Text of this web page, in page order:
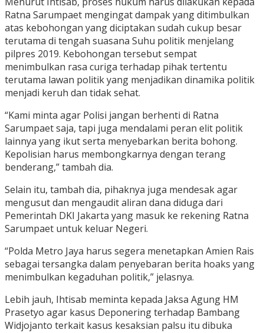
Ratna Sarumpaet mengingat dampak yang ditimbulkan
atas kebohongan yang diciptakan sudah cukup besar
terutama di tengah suasana Suhu politik menjelang
pilpres 2019. Kebohongan tersebut sempat
menimbulkan rasa curiga terhadap pihak tertentu
terutama lawan politik yang menjadikan dinamika politik
menjadi keruh dan tidak sehat.
“Kami minta agar Polisi jangan berhenti di Ratna
Sarumpaet saja, tapi juga mendalami peran elit politik
lainnya yang ikut serta menyebarkan berita bohong.
Kepolisian harus membongkarnya dengan terang
benderang,” tambah dia.
Selain itu, tambah dia, pihaknya juga mendesak agar
mengusut dan mengaudit aliran dana diduga dari
Pemerintah DKI Jakarta yang masuk ke rekening Ratna
Sarumpaet untuk keluar Negeri.
“Polda Metro Jaya harus segera menetapkan Amien Rais
sebagai tersangka dalam penyebaran berita hoaks yang
menimbulkan kegaduhan politik,” jelasnya.
Lebih jauh, Ihtisab meminta kepada Jaksa Agung HM
Prasetyo agar kasus Deponering terhadap Bambang
Widjojanto terkait kasus kesaksian palsu itu dibuka